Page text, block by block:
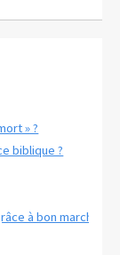
» ?
biblique ?
à bon marché » ?